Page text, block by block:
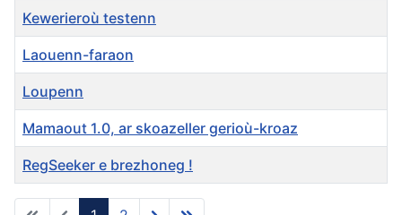
Kewerieroù testenn
Laouenn-faraon
Loupenn
Mamaout 1.0, ar skoazeller gerioù-kroaz
RegSeeker e brezhoneg !